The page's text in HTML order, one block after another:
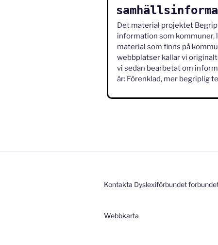
Det material projektet
information som kommuner,
material som finns på
webbplatser kallar vi
vi sedan bearbetat om
är: Förenklad, mer begriplig
Kontakta Dyslexiförbundet
Webbkarta